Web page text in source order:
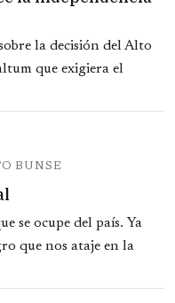
la decisión del Alto
que exigiera el
BUNSE
se ocupe del país. Ya
que nos ataje en la